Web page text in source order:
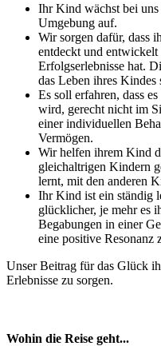
Ihr Kind wächst bei
Umgebung auf.
Wir sorgen dafür, dass
entdeckt und entwickelt
Erfolgserlebnisse hat.
das Leben ihres Kindes
Es soll erfahren, dass
wird, gerecht nicht im
einer individuellen
Vermögen.
Wir helfen ihrem Kind
gleichaltrigen Kindern
lernt, mit den anderen
Ihr Kind ist ein ständig
glücklicher, je mehr es
Begabungen in einer
eine positive Resonanz
Unser Beitrag für das Glück
Erlebnisse zu sorgen.
Wohin die Reise geht...